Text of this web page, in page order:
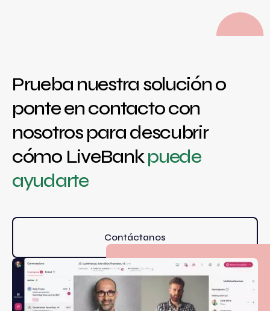
Prueba nuestra solución o
ponte en contacto con
nosotros para descubrir
cómo LiveBankpuede
ayudarte
Contáctanos